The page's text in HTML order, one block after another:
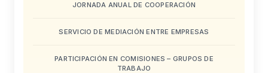
JORNADA ANUAL DE COOPERACIÓN
SERVICIO DE MEDIACIÓN ENTRE EMPRESAS
PARTICIPACIÓN EN COMISIONES – GRUPOS DE
TRABAJO